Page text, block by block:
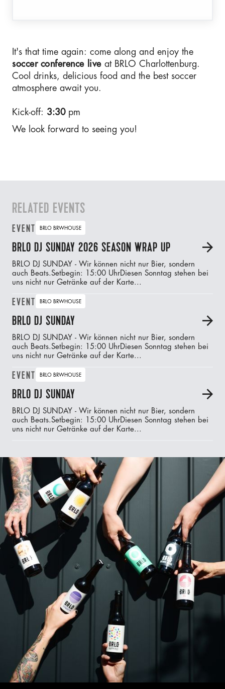
It's that time again: come along and enjoy the
soccer conference
liveat BRLO Charlottenburg.
Cool drinks, delicious food and the best soccer
atmosphere await you.
Kick-off: 3:30pm
We look forward to seeing you!
RELATED EVENTS
EVENT BRLO BRWHOUSE
BRLO DJ SUNDAY 2026 SEASON WRAP UP A
BRLO DJ SUNDAY - Wir können nicht nur Bier, sondern
auch Beats.‍Setbegin: 15:00 UhrDiesen Sonntag stehen bei
uns nicht nur Getränke auf der Karte...
EVENT BRLO BRWHOUSE
BRLO DJ SUNDAY A
BRLO DJ SUNDAY - Wir können nicht nur Bier, sondern
auch Beats.‍Setbegin: 15:00 UhrDiesen Sonntag stehen bei
uns nicht nur Getränke auf der Karte...
EVENT BRLO BRWHOUSE
BRLO DJ SUNDAY A
BRLO DJ SUNDAY - Wir können nicht nur Bier, sondern
auch Beats.‍Setbegin: 15:00 UhrDiesen Sonntag stehen bei
uns nicht nur Getränke auf der Karte...